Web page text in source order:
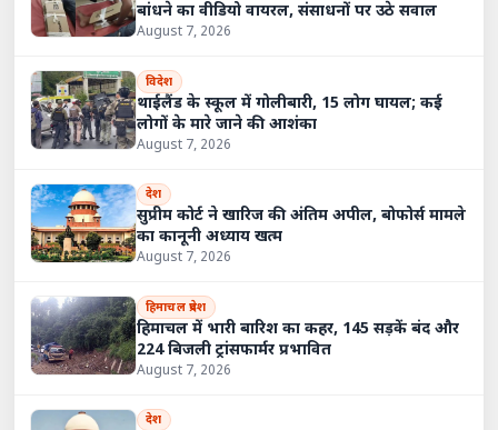
बांधने का वीडियो वायरल, संसाधनों पर उठे सवाल
August 7, 2026
विदेश
थाईलैंड के स्कूल में गोलीबारी, 15 लोग घायल; कई
लोगों के मारे जाने की आशंका
August 7, 2026
देश
सुप्रीम कोर्ट ने खारिज की अंतिम अपील, बोफोर्स मामले
का कानूनी अध्याय खत्म
August 7, 2026
हिमाचल प्रदेश
हिमाचल में भारी बारिश का कहर, 145 सड़कें बंद और
224 बिजली ट्रांसफार्मर प्रभावित
August 7, 2026
देश